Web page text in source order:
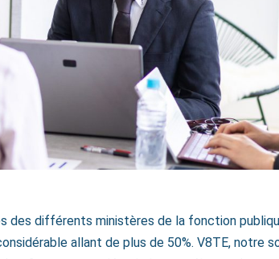
des différents ministères de la fonction
allant de plus de 50%. V8TE, notre